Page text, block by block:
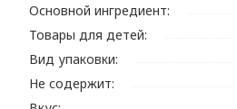
Основной ингредиент:
Товары для детей:
Вид упаковки:
Не содержит: